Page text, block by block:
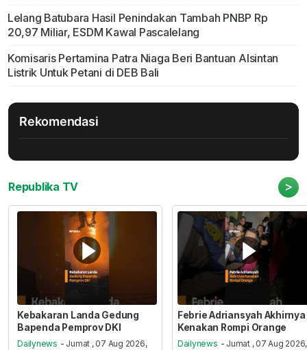
Lelang Batubara Hasil Penindakan Tambah PNBP Rp
20,97 Miliar, ESDM Kawal Pascalelang
Komisaris Pertamina Patra Niaga Beri Bantuan Alsintan
Listrik Untuk Petani di DEB Bali
Rekomendasi
Republika TV >
Kebakaran Landa Gedung
Bapenda Pemprov DKI
Dailynews - Jumat , 07 Aug 2026,
Febrie Adriansyah Akhirnya
Kenakan Rompi Orange
Dailynews - Jumat , 07 Aug 2026,